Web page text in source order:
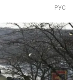
РУС